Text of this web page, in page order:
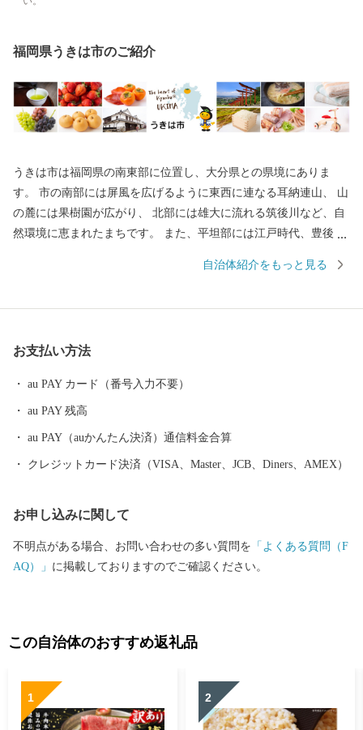
福岡県うきは市のご紹介
うきは市は福岡県の南東部に位置し、大分県との県境にありま
す。 市の南部には屏風を広げるように東西に連なる耳納連山、 山
の麓には果樹園が広がり、 北部には雄大に流れる筑後川など、自
然環境に恵まれたまちです。 また、平坦部には江戸時代、豊後街
作られた白壁の街並みが軒を連ね、 情緒あふれる風景が今も残り
木工品、陶芸など、 多種多様な謝礼品を取り揃えており、 なかで
自治体紹介をもっと見る
お支払い方法
au PAY カード（番号入力不要）
au PAY 残高
au PAY（auかんたん決済）通信料金合算
クレジットカード決済（VISA、Master、JCB、Diners、AMEX）
お申し込みに関して
不明点がある場合、お問い合わせの多い質問を 「よくある質問（F
AQ）」 に掲載しておりますのでご確認ください。
この自治体のおすすめ返礼品
1 2